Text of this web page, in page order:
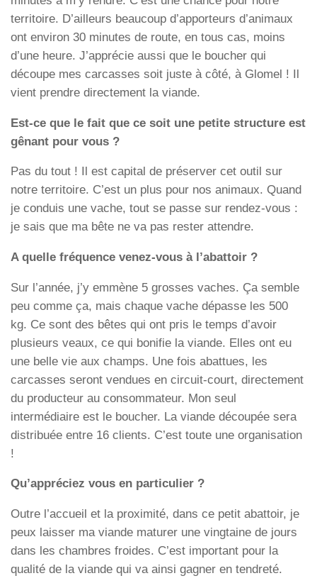
territoire. D’ailleurs beaucoup d’apporteurs d’animaux
ont environ 30 minutes de route, en tous cas, moins
d’une heure. J’apprécie aussi que le boucher qui
découpe mes carcasses soit juste à côté, à Glomel ! Il
vient prendre directement la viande.
Est-ce que le fait que ce soit une petite structure est
gênant pour vous ?
Pas du tout ! Il est capital de préserver cet outil sur
notre territoire. C’est un plus pour nos animaux. Quand
je conduis une vache, tout se passe sur rendez-vous :
je sais que ma bête ne va pas rester attendre.
A quelle fréquence venez-vous à l’abattoir ?
Sur l’année, j’y emmène 5 grosses vaches. Ça semble
peu comme ça, mais chaque vache dépasse les 500
kg. Ce sont des bêtes qui ont pris le temps d’avoir
plusieurs veaux, ce qui bonifie la viande. Elles ont eu
une belle vie aux champs. Une fois abattues, les
carcasses seront vendues en circuit-court, directement
du producteur au consommateur. Mon seul
intermédiaire est le boucher. La viande découpée sera
distribuée entre 16 clients. C’est toute une organisation
!
Qu’appréciez vous en particulier ?
Outre l’accueil et la proximité, dans ce petit abattoir, je
peux laisser ma viande maturer une vingtaine de jours
dans les chambres froides. C’est important pour la
qualité de la viande qui va ainsi gagner en tendreté.